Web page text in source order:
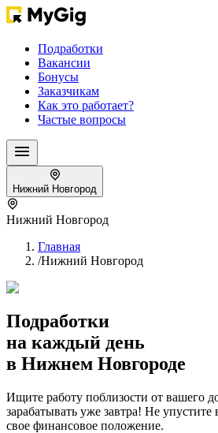
Подработки
Вакансии
Бонусы
Заказчикам
Как это работает?
Частые вопросы
Нижний Новгород
Нижний Новгород
Главная
/Нижний Новгород
Подработки
на каждый день
в Нижнем Новгороде
Ищите работу поблизости от вашего
зарабатывать уже завтра! Не
свое финансовое положение.